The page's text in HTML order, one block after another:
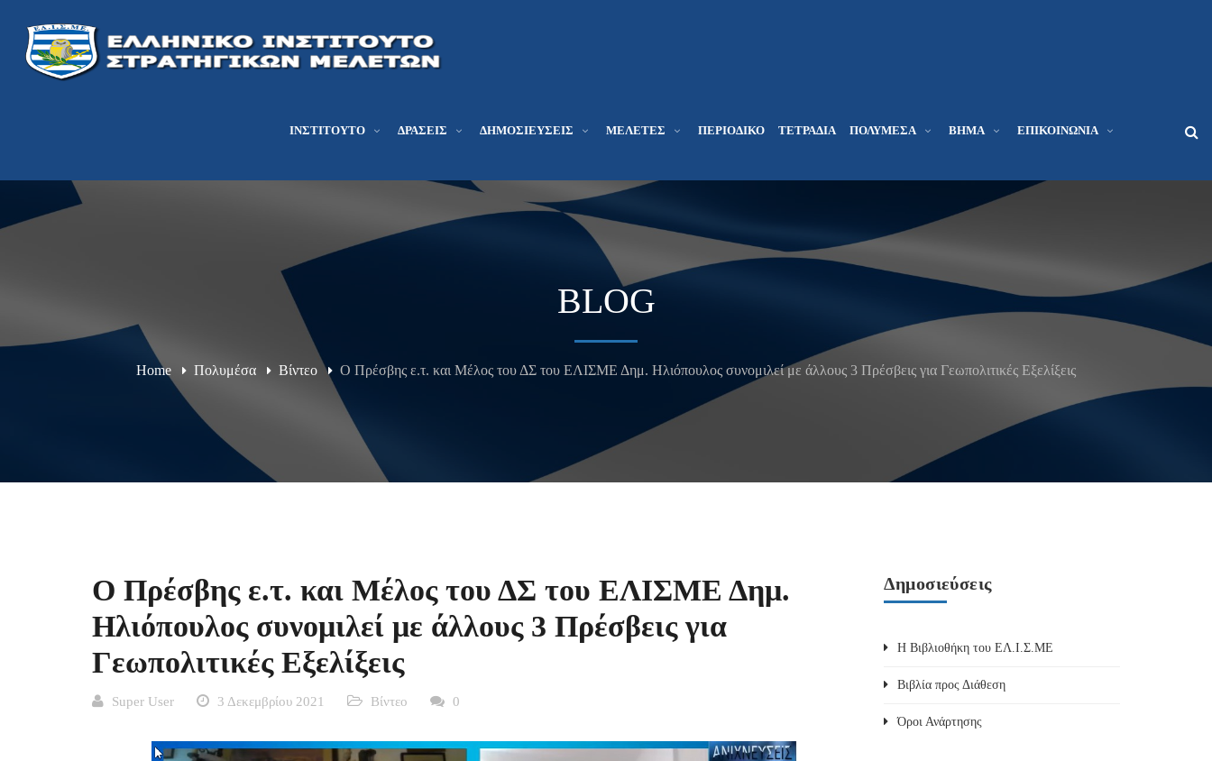
ΙΝΣΤΙΤΟΎΤΟ ΔΡΆΣΕΙΣ ΔΗΜΟΣΙΕΎΣΕΙΣ ΜΕΛΕΤΕΣ ΠΕΡΙΟΔΙΚΌ ΤΕΤΡΆΔΙΑ ΠΟΛΥΜΈΣΑ ΒΉΜΑ ΕΠΙΚΟΙΝΩΝΊΑ
BLOG
Home Πολυμέσα Βίντεο Ο Πρέσβης ε.τ. και Μέλος του ΔΣ του ΕΛΙΣΜΕ Δημ. Ηλιόπουλος συνομιλεί με άλλους 3 Πρέσβεις για Γεωπολιτικές Εξελίξεις
Ο Πρέσβης ε.τ. και Μέλος του ΔΣ του ΕΛΙΣΜΕ Δημ.
Ηλιόπουλος συνομιλεί με άλλους 3 Πρέσβεις για
Γεωπολιτικές Εξελίξεις
Super User 3 Δεκεμβρίου 2021 Βίντεο 0
Δημοσιεύσεις
Η Βιβλιοθήκη του ΕΛ.Ι.Σ.ΜΕ
Βιβλία προς Διάθεση
Όροι Ανάρτησης